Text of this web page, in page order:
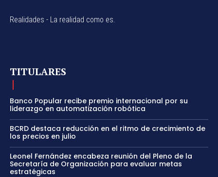
Realidades - La realidad como es.
TITULARES
Banco Popular recibe premio internacional por su
liderazgo en automatización robótica
BCRD destaca reducción en el ritmo de crecimiento de
los precios en julio
Leonel Fernández encabeza reunión del Pleno de la
Secretaría de Organización para evaluar metas
estratégicas